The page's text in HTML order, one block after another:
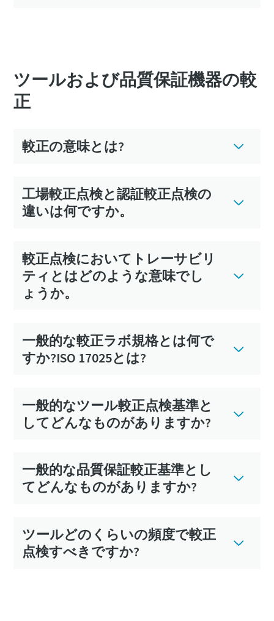
ツールおよび品質保証機器の較
正
較正の意味とは?
工場較正点検と認証較正点検の
違いは何ですか。
較正点検においてトレーサビリ
ティとはどのような意味でし
ょうか。
一般的な較正ラボ規格とは何で
すか?ISO 17025とは?
一般的なツール較正点検基準と
してどんなものがありますか?
一般的な品質保証較正基準とし
てどんなものがありますか?
ツールどのくらいの頻度で較正
点検すべきですか?